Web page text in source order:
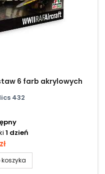
6 farb akrylowych
432
1 dzień